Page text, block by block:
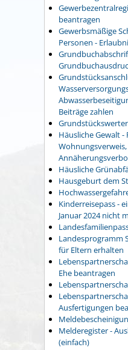
beantragen
Gewerbsmäßige
Personen -
Beiträge zahlen
Häusliche Gewalt -
Häusliche
Hausgeburt dem
Kinderreisepass -
Januar 2024 nicht
Landesprogramm
für Eltern erhalten
Ehe beantragen
Ausfertigungen
Melderegister -
(einfach)